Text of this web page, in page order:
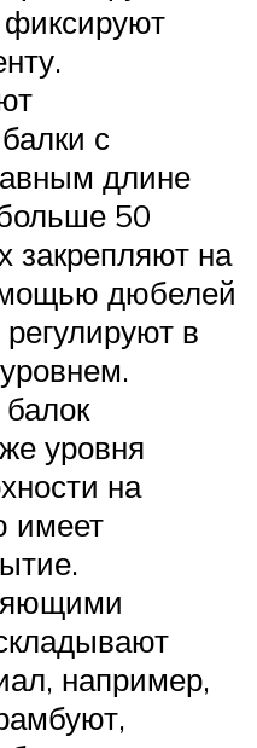
с
длине
50
закрепляют на
дюбелей
в
уровня
на
имеет
например,